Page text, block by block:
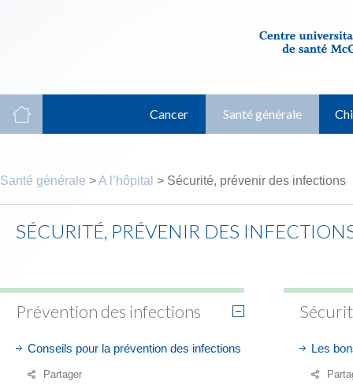
Cancer Santé générale
Santé générale >A l’hôpital > Sécurité, prévenir des infections
SÉCURITÉ, PRÉVENIR DES
Prévention des infections
Conseils pour la prévention des infections
Partager
Les